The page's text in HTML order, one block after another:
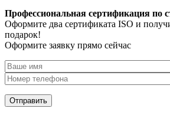
Профессиональная сертификация по
Оформите два сертификата ISO и
подарок!
Оформите заявку прямо сейчас